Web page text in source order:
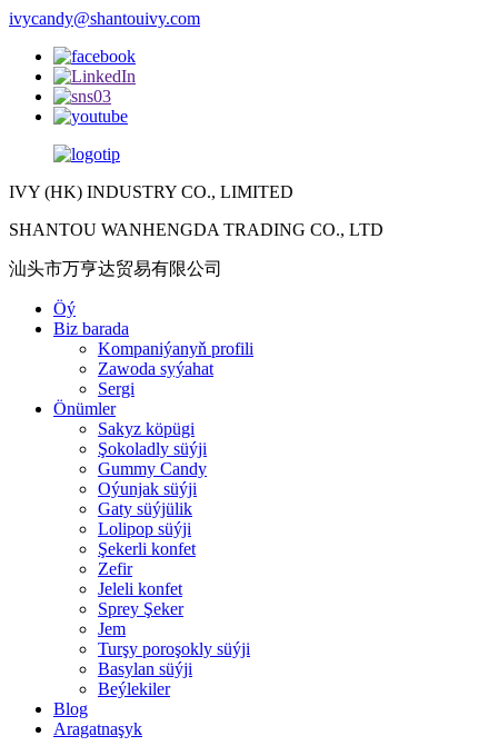
ivycandy@shantouivy.com
IVY (HK) INDUSTRY CO., LIMITED
SHANTOU WANHENGDA TRADING CO., LTD
汕头市万亨达贸易有限公司
Öý
Biz barada
Kompaniýanyň profili
Zawoda syýahat
Sergi
Önümler
Sakyz köpügi
Şokoladly süýji
Gummy Candy
Oýunjak süýji
Gaty süýjülik
Lolipop süýji
Şekerli konfet
Zefir
Jeleli konfet
Sprey Şeker
Jem
Turşy poroşokly süýji
Basylan süýji
Beýlekiler
Blog
Aragatnaşyk